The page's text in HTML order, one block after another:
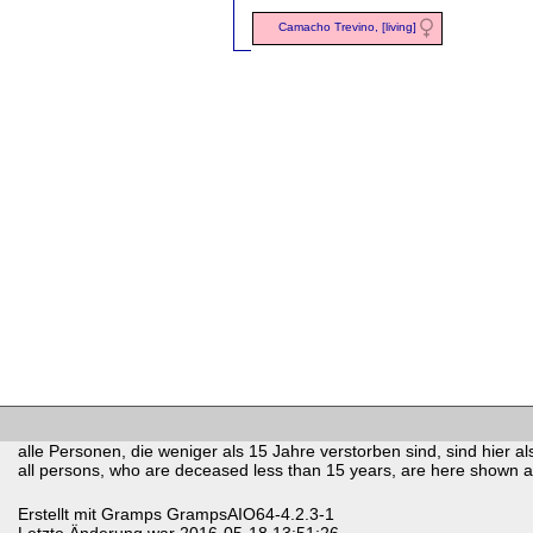
Camacho Trevino, [living]
alle Personen, die weniger als 15 Jahre verstorben sind, sind hier
all persons, who are deceased less than 15 years, are here shown
Erstellt mit Gramps GrampsAIO64-4.2.3-1